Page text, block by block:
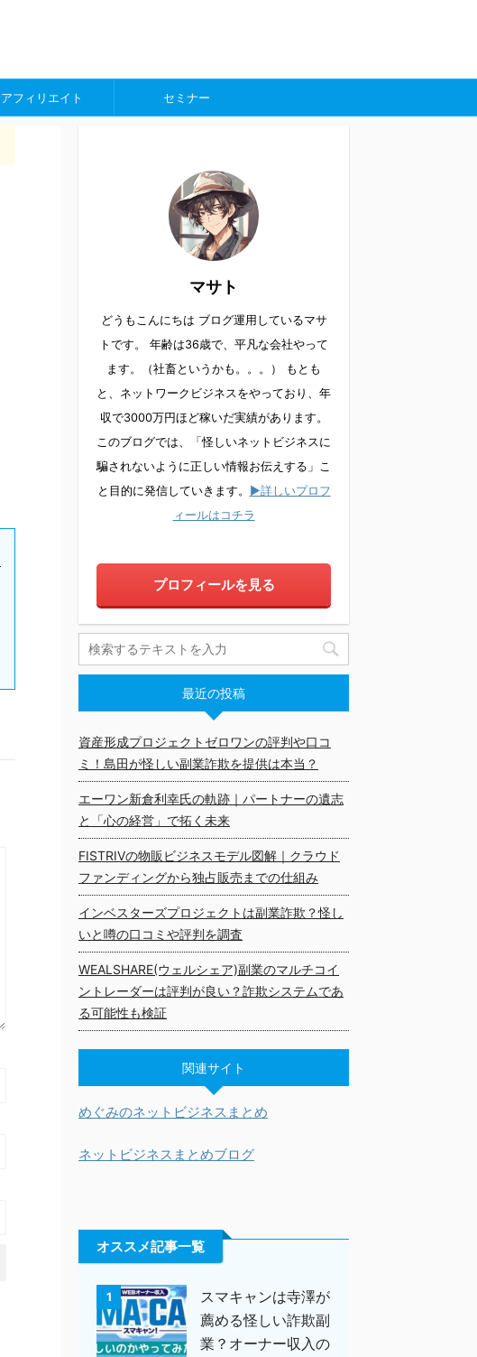
アフィリエイト セミナー
マサト
どうもこんにちは ブログ運用しているマサ
トです。 年齢は36歳で、平凡な会社やって
ます。（社畜というかも。。。） もとも
と、ネットワークビジネスをやっており、年
収で3000万円ほど稼いだ実績があります。
このブログでは、「怪しいネットビジネスに
騙されないように正しい情報お伝えする」こ
と目的に発信していきます。
▶詳しいプロフ
ィールはコチラ
プロフィールを見る
最近の投稿
資産形成プロジェクトゼロワンの評判や口コ
ミ！島田が怪しい副業詐欺を提供は本当？
エーワン新倉利幸氏の軌跡｜パートナーの遺志
と「心の経営」で拓く未来
FISTRIVの物販ビジネスモデル図解｜クラウド
ファンディングから独占販売までの仕組み
インベスターズプロジェクトは副業詐欺？怪し
いと噂の口コミや評判を調査
WEALSHARE(ウェルシェア)副業のマルチコイ
ントレーダーは評判が良い？詐欺システムであ
る可能性も検証
関連サイト
めぐみのネットビジネスまとめ
ネットビジネスまとめブログ
オススメ記事一覧
1
スマキャンは寺澤が
薦める怪しい詐欺副
業？オーナー収入の